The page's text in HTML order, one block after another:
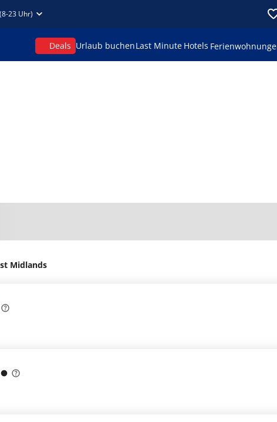
(8-23 Uhr)
Deals Urlaub buchenLast Minute Hotels
Midlands